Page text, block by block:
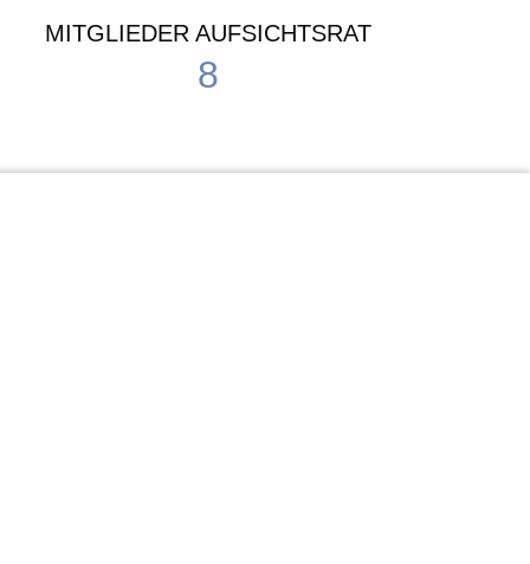
MITGLIEDER AUFSICHTSRAT
8